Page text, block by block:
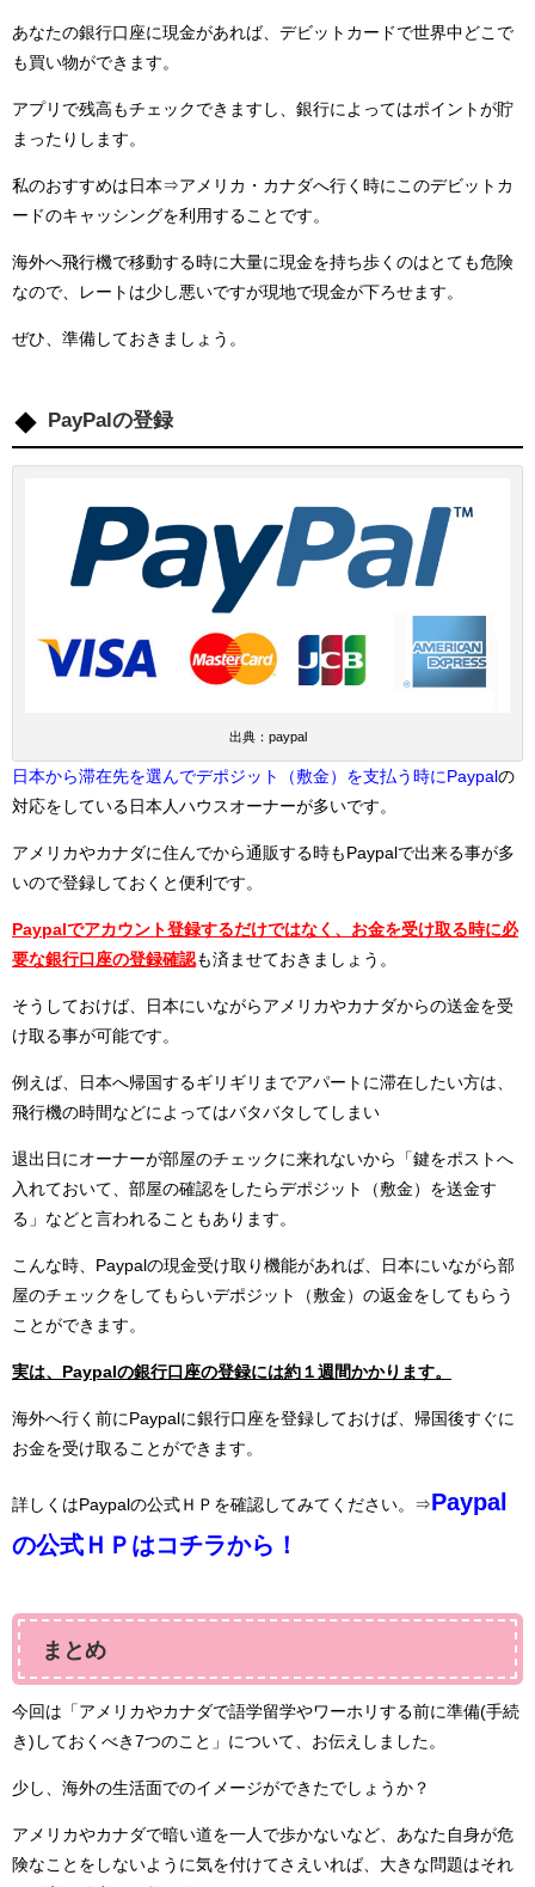
あなたの銀行口座に現金があれば、デビットカードで世界中どこで
も買い物ができます。
アプリで残高もチェックできますし、銀行によってはポイントが貯
まったりします。
私のおすすめは日本⇒アメリカ・カナダへ行く時にこのデビットカ
ードのキャッシングを利用することです。
海外へ飛行機で移動する時に大量に現金を持ち歩くのはとても危険
なので、レートは少し悪いですが現地で現金が下ろせます。
ぜひ、準備しておきましょう。
PayPalの登録
出典：paypal
日本から滞在先を選んでデポジット（敷金）を支払う時に Paypal の
対応をしている日本人ハウスオーナーが多いです。
アメリカやカナダに住んでから通販する時もPaypalで出来る事が多
いので登録しておくと便利です。
Paypalでアカウント登録するだけではなく、お金を受け取る時に必
要な銀行口座の登録確認も済ませておきましょう。
そうしておけば、日本にいながらアメリカやカナダからの送金を受
け取る事が可能です。
例えば、日本へ帰国するギリギリまでアパートに滞在したい方は、
飛行機の時間などによってはバタバタしてしまい
退出日にオーナーが部屋のチェックに来れないから「鍵をポストへ
入れておいて、部屋の確認をしたらデポジット（敷金）を送金す
る」などと言われることもあります。
こんな時、Paypalの現金受け取り機能があれば、日本にいながら部
屋のチェックをしてもらいデポジット（敷金）の返金をしてもらう
ことができます。
実は、Paypalの銀行口座の登録には約１週間かかります。
海外へ行く前にPaypalに銀行口座を登録しておけば、帰国後すぐに
お金を受け取ることができます。
詳しくはPaypalの公式ＨＰを確認してみてください。⇒ Paypal
の公式ＨＰはコチラから！
まとめ
今回は「アメリカやカナダで語学留学やワーホリする前に準備(手続
き)しておくべき7つのこと」について、お伝えしました。
少し、海外の生活面でのイメージができたでしょうか？
アメリカやカナダで暗い道を一人で歩かないなど、あなた自身が危
険なことをしないように気を付けてさえいれば、大きな問題はそれ